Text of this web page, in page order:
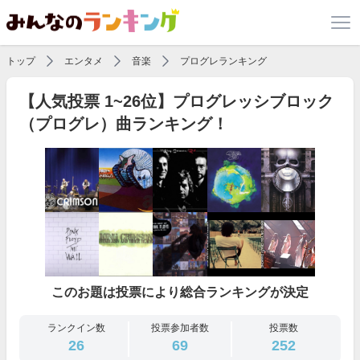
トップ エンタメ 音楽 プログレランキング
【人気投票 1~26位】プログレッシブロック
（プログレ）曲ランキング！
このお題は投票により総合ランキングが決定
ランクイン数
26
投票参加者数
69
投票数
252